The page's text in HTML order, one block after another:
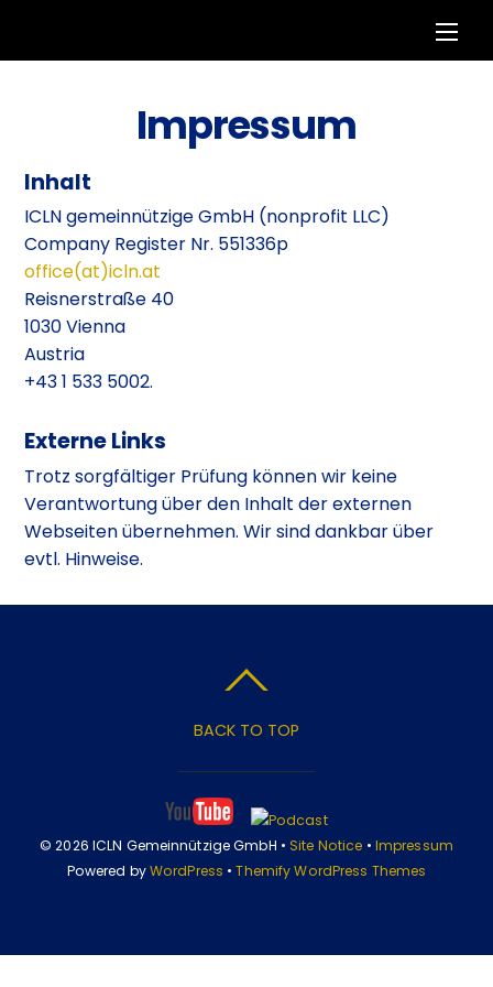
content
Impressum
Inhalt
ICLN gemeinnützige GmbH (nonprofit LLC)
Company Register Nr. 551336p
office(at)icln.at
Reisnerstraße 40
1030 Vienna
Austria
+43 1 533 5002.
Externe Links
Trotz sorgfältiger Prüfung können wir keine
Verantwortung über den Inhalt der externen
Webseiten übernehmen. Wir sind dankbar über
evtl. Hinweise.
BACK TO TOP
© 2026 ICLN Gemeinnützige GmbH •Site Notice • Impressum
Powered byWordPress •Themify WordPress Themes